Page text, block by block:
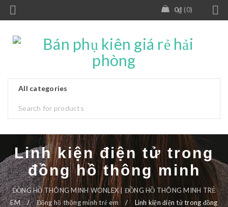
0₫ 0
Linh kiện điện tử trong
đồng hồ thông minh
ĐỒNG HỒ THÔNG MINH WONLEX | ĐỒNG HỒ THÔNG MINH TRẺ
EM
/ Đồng hồ thông minh trẻ em /
Linh kiện điện tử trong đồng